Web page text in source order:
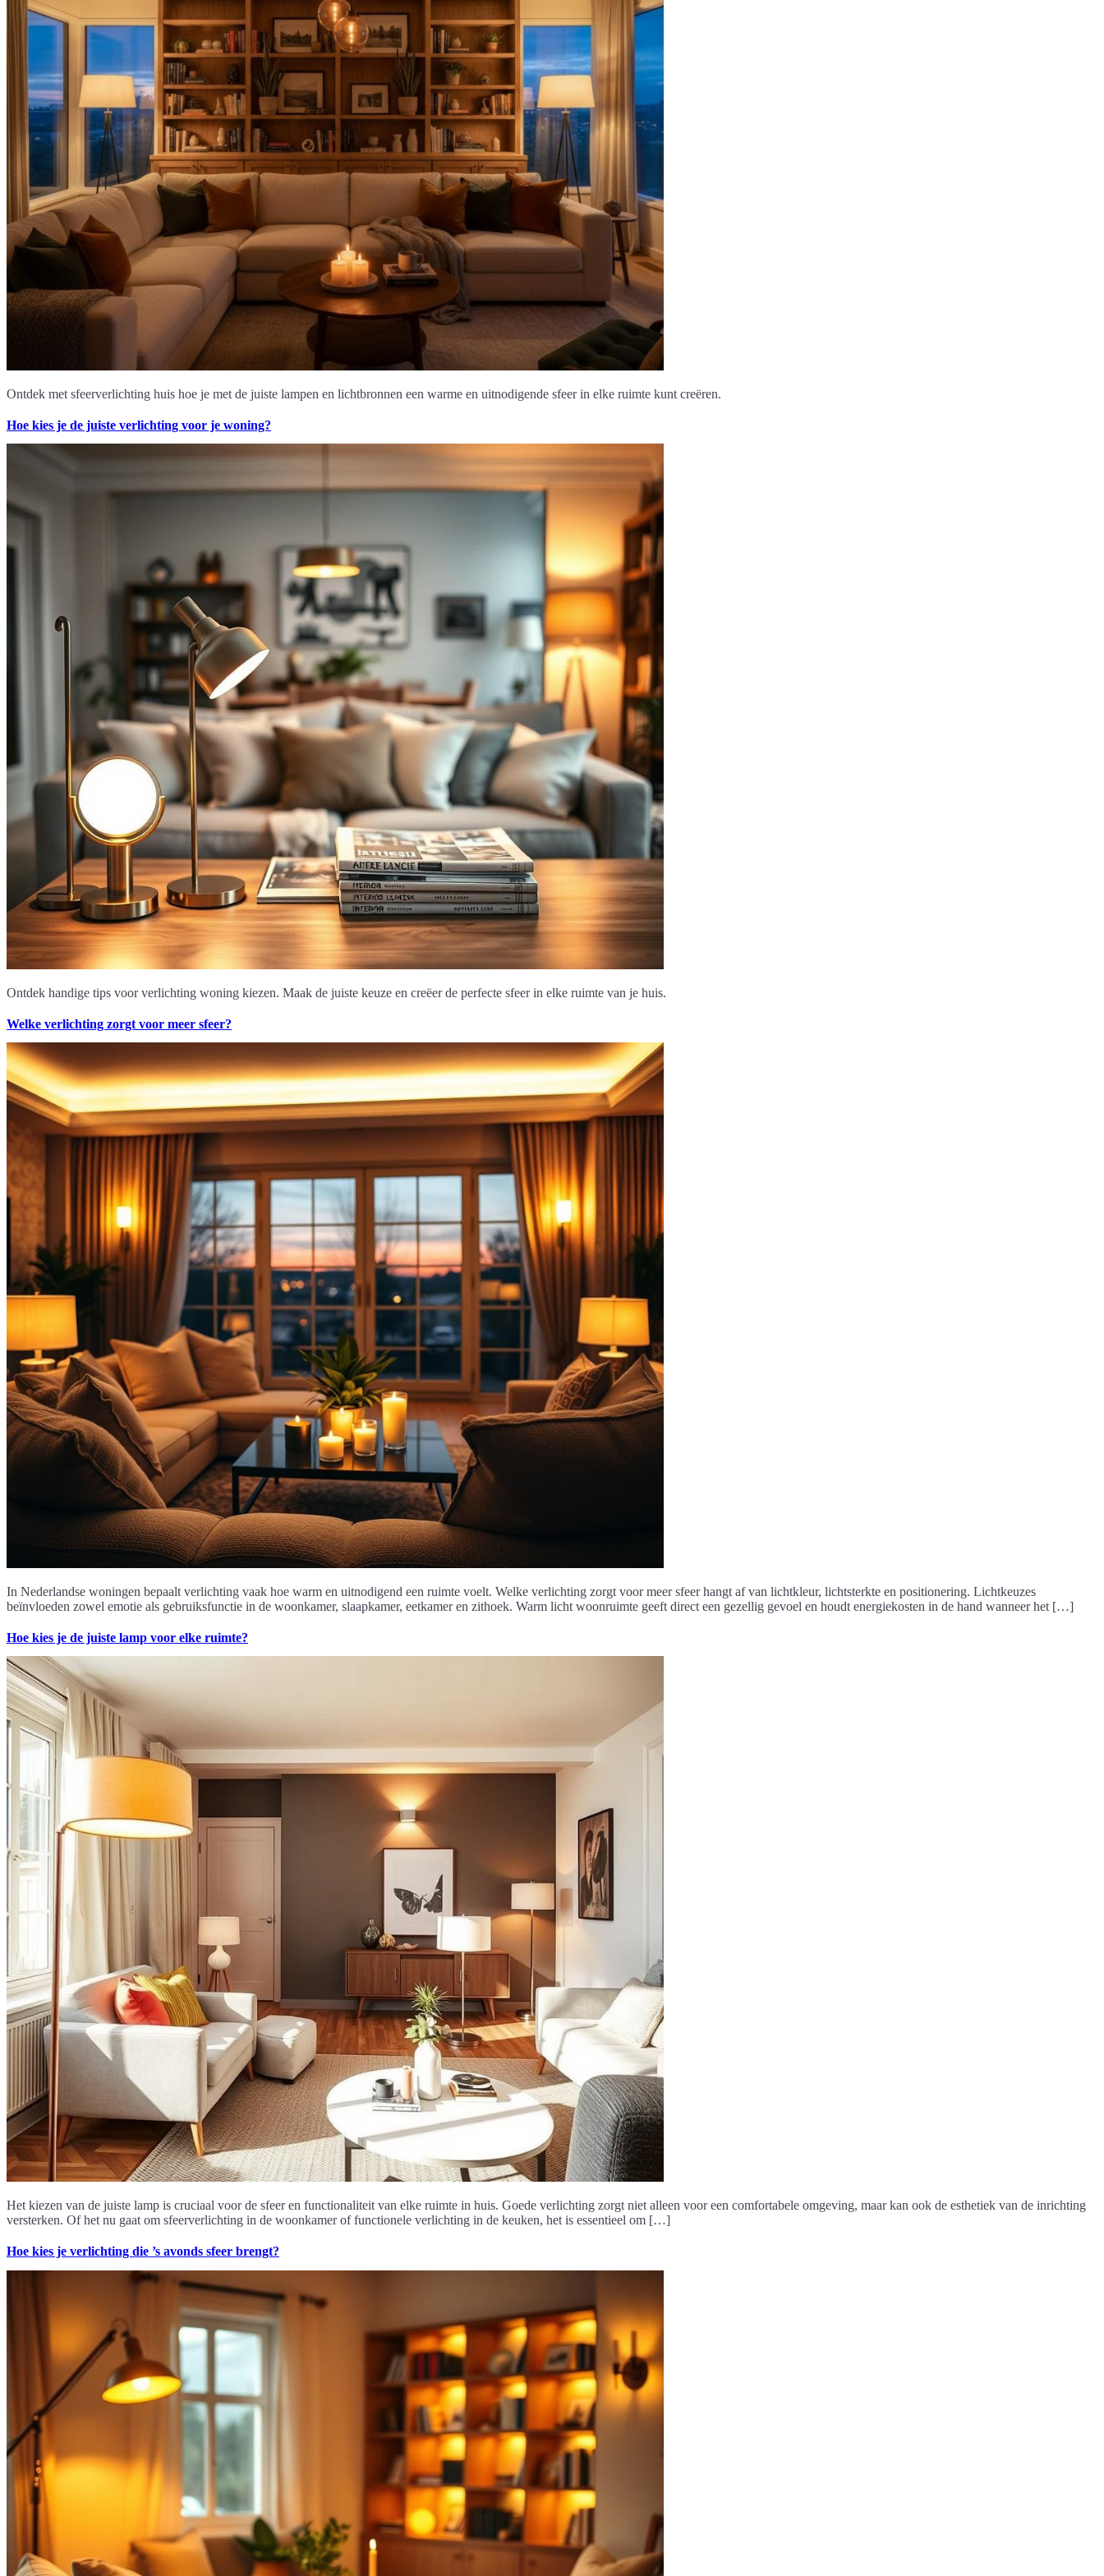
Ontdek met sfeerverlichting huis hoe je met de juiste lampen en lichtbronnen een warme en uitnodigende sfeer in elke ruimte kunt creëren.
Hoe kies je de juiste verlichting voor je woning?
Ontdek handige tips voor verlichting woning kiezen. Maak de juiste keuze en creëer de perfecte sfeer in elke ruimte van je huis.
Welke verlichting zorgt voor meer sfeer?
In Nederlandse woningen bepaalt verlichting vaak hoe warm en uitnodigend een ruimte voelt. Welke verlichting zorgt voor meer sfeer hangt af van lichtkleur, lichtsterkte en positionering. Lichtkeuzes
beïnvloeden zowel emotie als gebruiksfunctie in de woonkamer, slaapkamer, eetkamer en zithoek. Warm licht woonruimte geeft direct een gezellig gevoel en houdt energiekosten in de hand wanneer het […]
Hoe kies je de juiste lamp voor elke ruimte?
Het kiezen van de juiste lamp is cruciaal voor de sfeer en functionaliteit van elke ruimte in huis. Goede verlichting zorgt niet alleen voor een comfortabele omgeving, maar kan ook de esthetiek van de inrichting
versterken. Of het nu gaat om sfeerverlichting in de woonkamer of functionele verlichting in de keuken, het is essentieel om […]
Hoe kies je verlichting die ’s avonds sfeer brengt?